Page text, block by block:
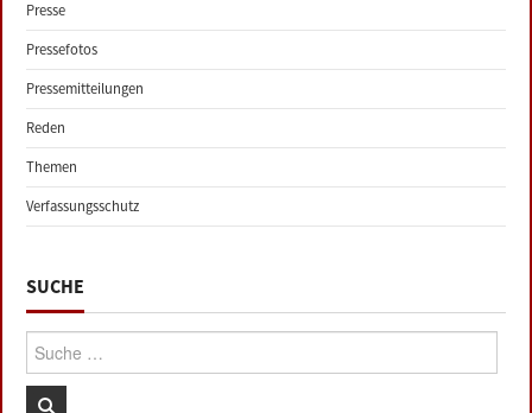
Presse
Pressefotos
Pressemitteilungen
Reden
Themen
Verfassungsschutz
SUCHE
Suche: